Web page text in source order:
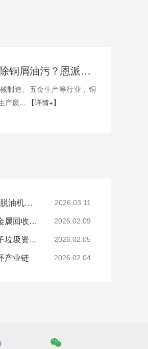
如何高效去除铜屑油污？恩派特铜屑脱油机给出答案！
制造、五金生产等行业，铜
产废...
【详情+】
陕西SR新材料股份有限公司与恩派特定制铜屑脱油机案例 2026.03.11
恩派特钢屑压块机——提升资源利用率，助力金属回收产业升级！ 2026.02.09
恩派特电子垃圾破碎机——助力环保，实现电子垃圾资源化关键利器！ 2026.02.05
产业链 2026.02.04